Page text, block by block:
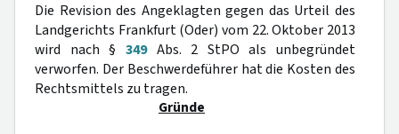
Die Revision des Angeklagten gegen das Urteil des
Landgerichts Frankfurt (Oder) vom 22. Oktober 2013
wird nach § 349Abs. 2 StPO als unbegründet
verworfen. Der Beschwerdeführer hat die Kosten des
Rechtsmittels zu tragen.
Gründe